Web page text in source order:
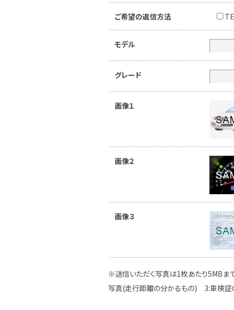
ご希望の返信方法
モデル
グレード
画像１
画像２
画像３
※送信いただく写真は1枚あたり5MBま
写真(走行距離の分かるもの) 3:車検証